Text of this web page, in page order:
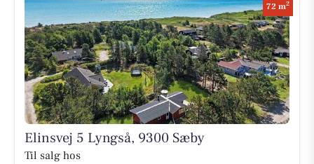
72 m2
Elinsvej 5 Lyngså, 9300 Sæby
Til salg hos